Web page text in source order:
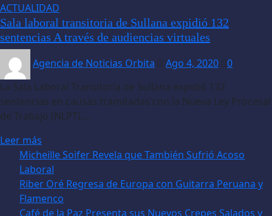
ACTUALIDAD
Sala laboral transitoria de Sullana expidió 132
sentencias A través de audiencias virtuales
Agencia de Noticias Orbita
Ago 4, 2020
0
La Sala Laboral Transitoria de Sullana expidió 132
sentencias en causas tramitadas con la Nueva Ley Procesal
de Trabajo (NLPT),…
Leer más
Micheille Soifer Revela que También Sufrió Acoso
Laboral
Riber Oré Regresa de Europa con Guitarra Peruana y
Flamenco
Café de la Paz Presenta sus Nuevos Crepes Salados y